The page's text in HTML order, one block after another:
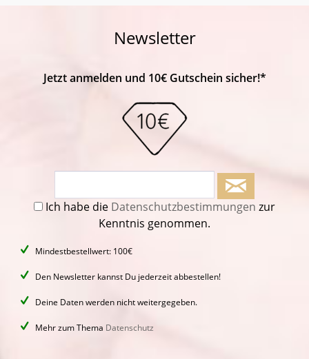
Newsletter
Jetzt anmelden und 10€ Gutschein sicher!*
Ich habe die Datenschutzbestimmungen zur
Kenntnis genommen.
Mindestbestellwert: 100€
Den Newsletter kannst Du jederzeit abbestellen!
Deine Daten werden nicht weitergegeben.
Mehr zum Thema Datenschutz